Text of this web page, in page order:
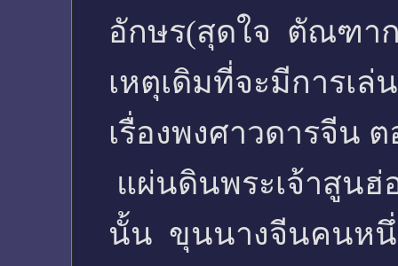
อักษร(สุดใจ ตัณฑา
เหตุเดิมที่จะมีการเ
เรื่องพงศาวดารจีน
แผ่นดินพระเจ้าสูน
นั้น ขุนนางจีนคนหนึ่